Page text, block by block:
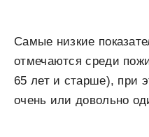
Самые низкие
отмечаются среди
65 лет и старше), при
очень или довольно